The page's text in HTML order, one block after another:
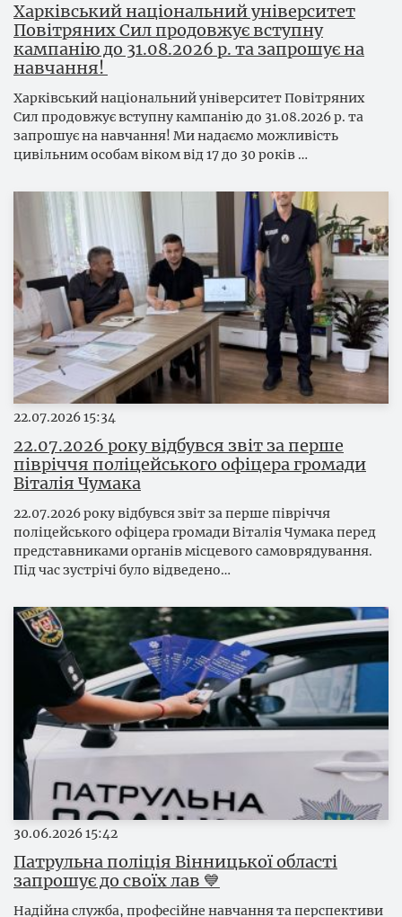
Харківський національний університет
Повітряних Сил продовжує вступну
кампанію до 31.08.2026 р. та запрошує на
навчання!
Харківський національний університет Повітряних
Сил продовжує вступну кампанію до 31.08.2026 р. та
запрошує на навчання! Ми надаємо можливість
цивільним особам віком від 17 до 30 років …
22.07.202615:34
22.07.2026 року відбувся звіт за перше
півріччя поліцейського офіцера громади
Віталія Чумака
22.07.2026 року відбувся звіт за перше півріччя
поліцейського офіцера громади Віталія Чумака перед
представниками органів місцевого самоврядування.
Під час зустрічі було відведено…
30.06.202615:42
Патрульна поліція Вінницької області
запрошує до своїх лав 💙
Надійна служба, професійне навчання та перспективи